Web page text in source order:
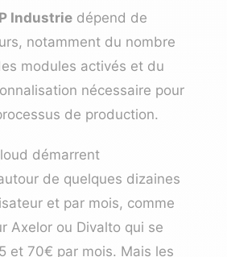
Industrie dépend de
notamment du nombre
modules activés et du
nécessaire pour
de production.
démarrent
de quelques dizaines
et par mois, comme
Axelor ou Divalto qui se
et 70€ par mois. Mais les